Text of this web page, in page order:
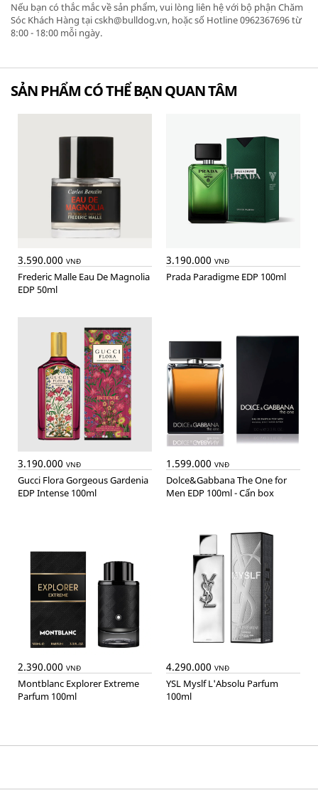
Nếu bạn có thắc mắc về sản phẩm, vui lòng liên hệ với bộ phận Chăm
Sóc Khách Hàng tại cskh@bulldog.vn, hoặc số Hotline 0962367696 từ
8:00 - 18:00 mỗi ngày.
SẢN PHẨM CÓ THỂ BẠN QUAN TÂM
3.590.000 VNĐ
Frederic Malle Eau De Magnolia
EDP 50ml
3.190.000 VNĐ
Prada Paradigme EDP 100ml
3.190.000 VNĐ
Gucci Flora Gorgeous Gardenia
EDP Intense 100ml
1.599.000 VNĐ
Dolce&Gabbana The One for
Men EDP 100ml - Cấn box
2.390.000 VNĐ
Montblanc Explorer Extreme
Parfum 100ml
4.290.000 VNĐ
YSL Myslf L'Absolu Parfum
100ml